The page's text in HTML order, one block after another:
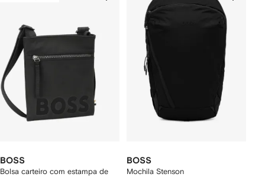
BOSS
Bolsa carteiro com estampa de
BOSS
Mochila Stenson